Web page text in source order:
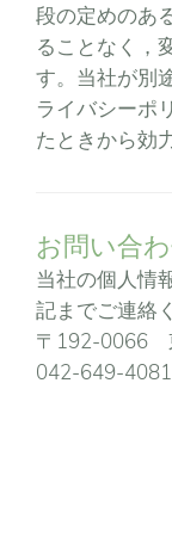
段の定めのあ
ることなく，
す。当社が別
ライバシーポ
たときから効
お問い合
当社の個人情
記までご連絡
〒192-0066
042-649-4081